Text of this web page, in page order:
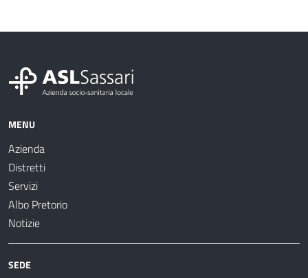
MENU
Azienda
Distretti
Servizi
Albo Pretorio
Notizie
SEDE